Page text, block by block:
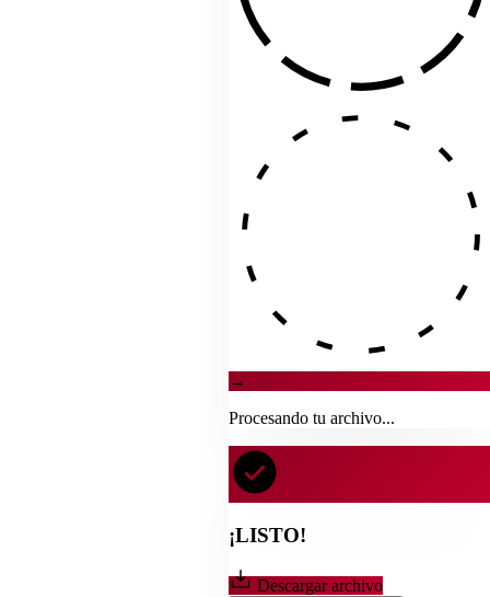
→
Procesando tu archivo...
¡LISTO!
Descargar archivo